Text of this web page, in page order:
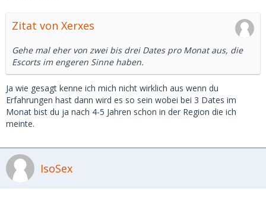
Zitat von Xerxes
Gehe mal eher von zwei bis drei Dates pro Monat aus, die
Escorts im engeren Sinne haben.
Ja wie gesagt kenne ich mich nicht wirklich aus wenn du
Erfahrungen hast dann wird es so sein wobei bei 3 Dates im
Monat bist du ja nach 4-5 Jahren schon in der Region die ich
meinte.
IsoSex